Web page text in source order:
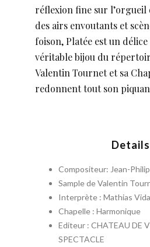
réflexion fine sur l’orgueil
des airs envoutants et
foison, Platée est un
véritable bijou du
Valentin Tournet et sa
redonnent tout son
Details
Compositeur: Jean-
Sample de Valentin
Interprète : Mathias
Chapelle : Harmonique
Editeur : CHATEAU DE
SPECTACLE